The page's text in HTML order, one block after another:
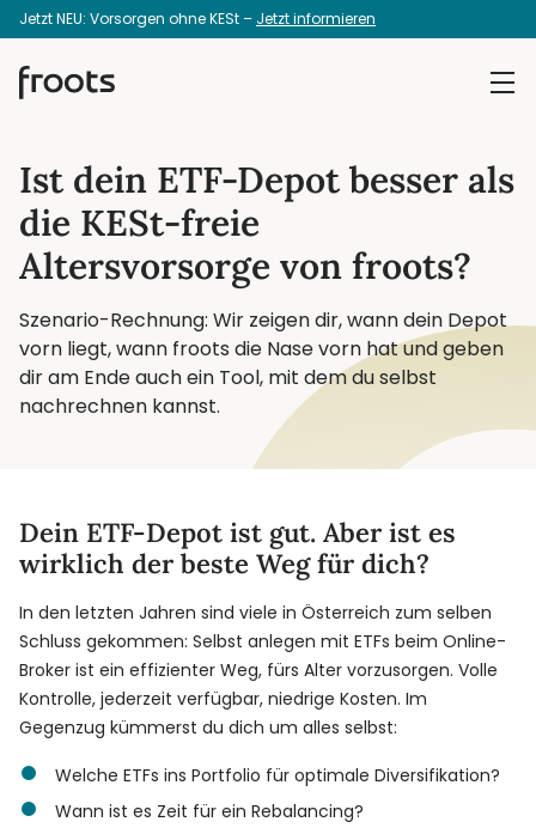
Jetzt NEU: Vorsorgen ohne KESt – Jetzt informieren
Ist dein ETF-Depot besser als
die KESt-freie
Altersvorsorge von froots?
Szenario-Rechnung: Wir zeigen dir, wann dein Depot
vorn liegt, wann froots die Nase vorn hat und geben
dir am Ende auch ein Tool, mit dem du selbst
nachrechnen kannst.
Dein ETF-Depot ist gut. Aber ist es
wirklich der beste Weg für dich?
In den letzten Jahren sind viele in Österreich zum selben
Schluss gekommen: Selbst anlegen mit ETFs beim Online-
Broker ist ein effizienter Weg, fürs Alter vorzusorgen. Volle
Kontrolle, jederzeit verfügbar, niedrige Kosten. Im
Gegenzug kümmerst du dich um alles selbst:
Welche ETFs ins Portfolio für optimale Diversifikation?
Wann ist es Zeit für ein Rebalancing?